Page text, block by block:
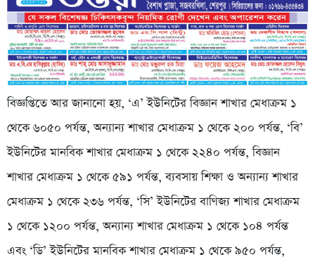
বিজ্ঞপ্তিতে আর জানানো হয়, ‘এ’ ইউনিটের বিজ্ঞান শাখার মেধাক্রম ১
থেকে ৬০৫০ পর্যন্ত, অন্যান্য শাখার মেধাক্রম ১ থেকে ২০০ পর্যন্ত, ‘বি’
ইউনিটের মানবিক শাখার মেধাক্রম ১ থেকে ২২৪০ পর্যন্ত, বিজ্ঞান
শাখার মেধাক্রম ১ থেকে ৫৯১ পর্যন্ত, ব্যবসায় শিক্ষা ও অন্যান্য শাখার
মেধাক্রম ১ থেকে ২৩৬ পর্যন্ত, ‘সি’ ইউনিটের বাণিজ্য শাখার মেধাক্রম
১ থেকে ১২০০ পর্যন্ত, অন্যান্য শাখার মেধাক্রম ১ থেকে ১০৪ পর্যন্ত
এবং ‘ডি’ ইউনিটের মানবিক শাখার মেধাক্রম ১ থেকে ৯৫০ পর্যন্ত,